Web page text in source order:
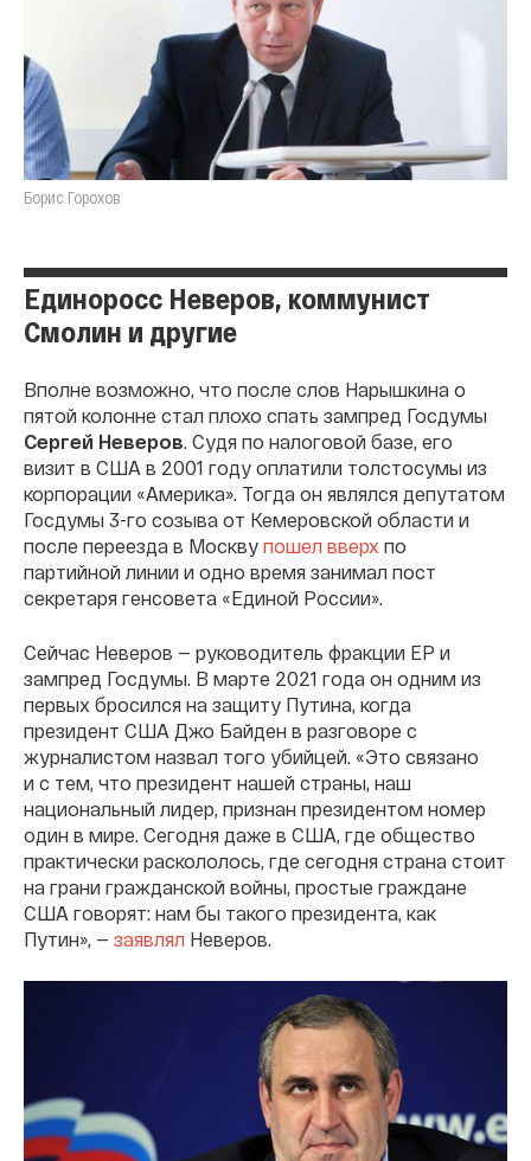
Борис Горохов
Единоросс Неверов, коммунист
Смолин и другие
Вполне возможно, что после слов Нарышкина о
пятой колонне стал плохо спать зампред Госдумы
Сергей Неверов. Судя по налоговой базе, его
визит в США в 2001 году оплатили толстосумы из
корпорации «Америка». Тогда он являлся депутатом
Госдумы 3-го созыва от Кемеровской области и
после переезда в Москву пошел вверх по
партийной линии и одно время занимал пост
секретаря генсовета «Единой России».
Сейчас Неверов — руководитель фракции ЕР и
зампред Госдумы. В марте 2021 года он одним из
первых бросился на защиту Путина, когда
президент США Джо Байден в разговоре с
журналистом назвал того убийцей. «Это связано
и с тем, что президент нашей страны, наш
национальный лидер, признан президентом номер
один в мире. Сегодня даже в США, где общество
практически раскололось, где сегодня страна стоит
на грани гражданской войны, простые граждане
США говорят: нам бы такого президента, как
Путин», — заявлял Неверов.